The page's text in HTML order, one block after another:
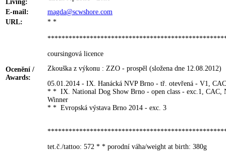
Living:
E-mail:
magda@scwshore.com
URL:
* *
Ocenění /
Awards:
coursingová licence
Zkouška z výkonu : ZZO - prospěl (složena dne 12.08.2012)
05.01.2014 - IX. Hanácká NVP Brno - tř. otevřená - V1,
* * IX. National Dog Show Brno - open class - exc.1, CAC,
Winner
* * Evropská výstava Brno 2014 - exc. 3
tet.č./tattoo: 572 * * porodní váha/weight at birth: 380g